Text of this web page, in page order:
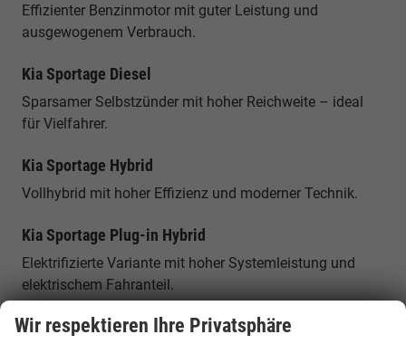
Effizienter Benzinmotor mit guter Leistung und
ausgewogenem Verbrauch.
Kia Sportage Diesel
Sparsamer Selbstzünder mit hoher Reichweite – ideal
für Vielfahrer.
Kia Sportage Hybrid
Vollhybrid mit hoher Effizienz und moderner Technik.
Kia Sportage Plug-in Hybrid
Elektrifizierte Variante mit hoher Systemleistung und
elektrischem Fahranteil.
Platzangebot & Kofferraum
Wir respektieren Ihre Privatsphäre